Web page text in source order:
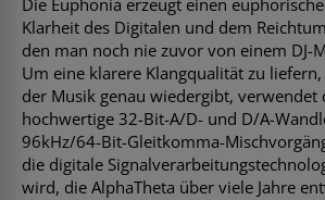
Die Euphonia erzeugt einen
Klarheit des Digitalen und dem
den man noch nie zuvor von einem DJ-
Um eine klarere Klangqualität zu
der Musik genau wiedergibt, verwendet
hochwertige 32-Bit-A/D- und D/A-
96kHz/64-Bit-Gleitkomma-
die digitale
wird, die AlphaTheta über viele Jahre